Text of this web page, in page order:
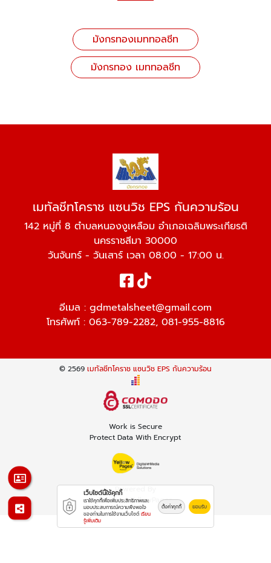
มังกรทองเมททอลชีท
มังกรทอง เมททอลชีท
เมทัลชีทโคราช แซนวิช EPS กันความร้อน
142 หมู่ที่ 8 ตำบลหนองงูเหลือม อำเภอเฉลิมพระเกียรติ
นครราชสีมา 30000
วันจันทร์ - วันเสาร์ เวลา 08:00 - 17:00 น.
อีเมล : gdmetalsheet@gmail.com
โทรศัพท์ : 063-789-2282, 081-955-8816
© 2569 เมทัลชีทโคราช แซนวิช EPS กันความร้อน
Work is Secure
Protect Data With Encrypt
Powered By
Thailand YellowPages
เว็บไซต์นี้ใช้คุกกี้
เราใช้คุกกี้เพื่อเพิ่มประสิทธิภาพและ
มอบประสบการณ์ความพึงพอใจ
ของท่านในการใช้งานเว็บไซต์ เรียน
รู้เพิ่มเติม
ตั้งค่าคุกกี้ ยอมรับ